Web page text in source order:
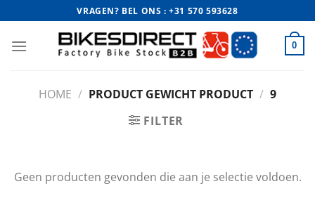
naar
inhoud
VRAGEN? BEL ONS : +31 570 593628
0
HOME / PRODUCT GEWICHT PRODUCT / 9
FILTER
Geen producten gevonden die aan je selectie voldoen.